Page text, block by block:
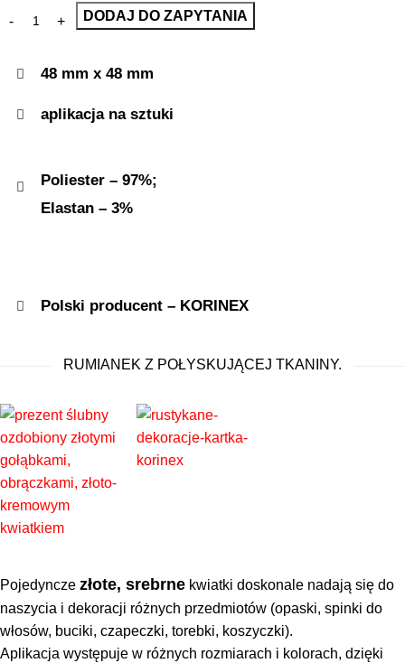
DODAJ DO ZAPYTANIA
48 mm x 48 mm
aplikacja na sztuki
Poliester – 97%;
Elastan – 3%
Polski producent – KORINEX
RUMIANEK Z POŁYSKUJĄCEJ TKANINY.
Pojedyncze złote, srebrne kwiatki doskonale nadają się do
naszycia i dekoracji różnych przedmiotów (opaski, spinki do
włosów, buciki, czapeczki, torebki, koszyczki).
Aplikacja występuje w różnych rozmiarach i kolorach, dzięki